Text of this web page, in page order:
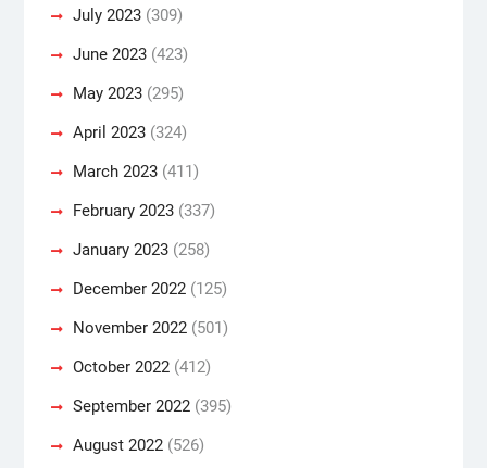
July 2023(309)
June 2023(423)
May 2023(295)
April 2023(324)
March 2023(411)
February 2023(337)
January 2023(258)
December 2022(125)
November 2022(501)
October 2022(412)
September 2022(395)
August 2022(526)